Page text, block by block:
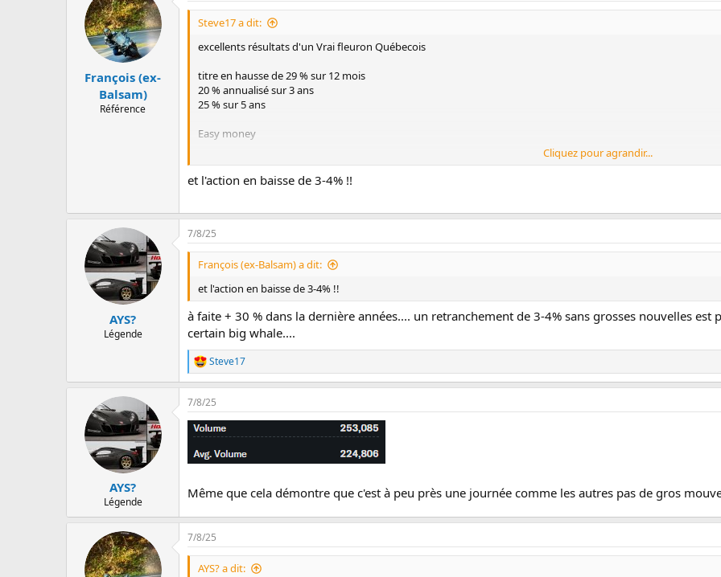
François (ex-
Balsam)
Référence
Steve17 a dit:
excellents résultats d'un Vrai fleuron Québecois
titre en hausse de 29 % sur 12 mois
20 % annualisé sur 3 ans
25 % sur 5 ans
Easy money
WSP Global fait le plein de liquidités, en attendant une acquisition
Les coffres de la firme d’ingénierie montréalaise WSP Global se remplissent, ce qui la place dans une bonne
www.lapresse.ca
Cliquez pour agrandir...
et l'action en baisse de 3-4% !!
AYS?
Légende
7/8/25
François (ex-Balsam) a dit:
et l'action en baisse de 3-4% !!
à faite + 30 % dans la dernière années.... un retranchement de 3-4% sans grosses nouvelles
certain big whale....
L
e
s
r
é
a
t
n
:
Steve17
AYS?
Légende
7/8/25
Même que cela démontre que c'est à peu près une journée comme les autres pas de gros
7/8/25
AYS? a dit: